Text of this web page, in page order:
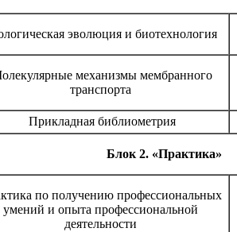
эволюция и биотехнология
механизмы мембранного
транспорта
Прикладная библиометрия
Блок 2. «Практика»
по получению профессиональных
умений и опыта профессиональной
деятельности